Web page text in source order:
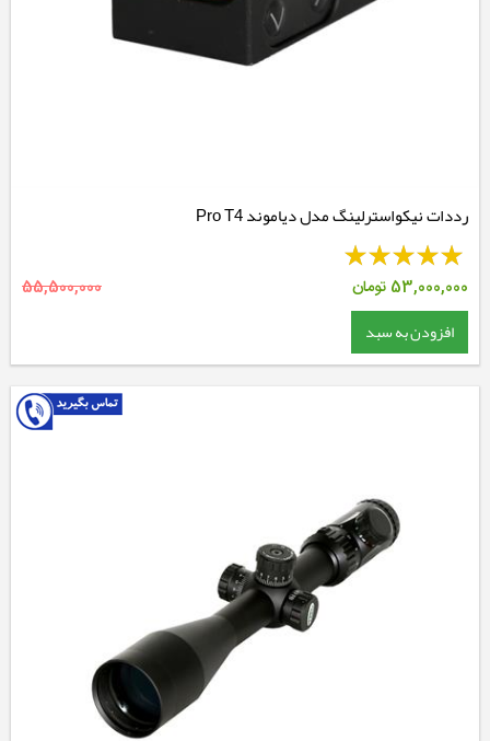
رددات نیکواسترلینگ مدل دیاموند Pro T4
53,000,000 تومان 55,500,000
افزودن به سبد